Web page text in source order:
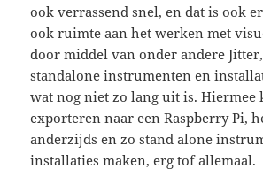
ook verrassend snel, en dat is ook
ook ruimte aan het werken met
door middel van onder andere
standalone instrumenten en
wat nog niet zo lang uit is. Hiermee
exporteren naar een Raspberry Pi,
anderzijds en zo stand alone
installaties maken, erg tof allemaal.